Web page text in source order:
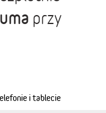
przy
i tablecie